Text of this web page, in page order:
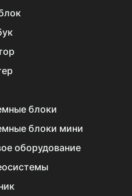
блоки
блоки мини
оборудование